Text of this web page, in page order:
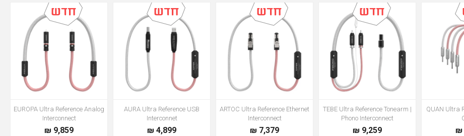
QUAN Ultra
TEBE Ultra Reference Tonearm |
Phono Interconnect
9,259 ₪
ARTOC Ultra Reference Ethernet
Interconnect
7,379 ₪
AURA Ultra Reference USB
Interconnet
4,899 ₪
EUROPA Ultra Reference Analog
Interconnect
9,859 ₪